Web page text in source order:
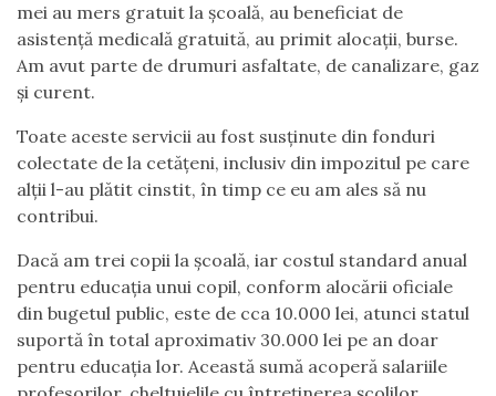
mei au mers gratuit la școală, au beneficiat de
asistență medicală gratuită, au primit alocații, burse.
Am avut parte de drumuri asfaltate, de canalizare, gaz
și curent.
Toate aceste servicii au fost susținute din fonduri
colectate de la cetățeni, inclusiv din impozitul pe care
alții l-au plătit cinstit, în timp ce eu am ales să nu
contribui.
Dacă am trei copii la școală, iar costul standard anual
pentru educația unui copil, conform alocării oficiale
din bugetul public, este de cca 10.000 lei, atunci statul
suportă în total aproximativ 30.000 lei pe an doar
pentru educația lor. Această sumă acoperă salariile